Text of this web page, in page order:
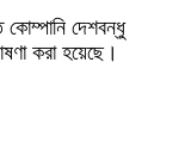
কোম্পানি দেশবন্ধু
করা হয়েছে।